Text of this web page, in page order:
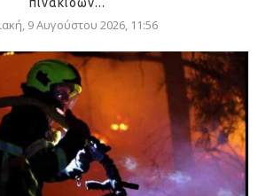
9 Αυγούστου 2026, 11:56